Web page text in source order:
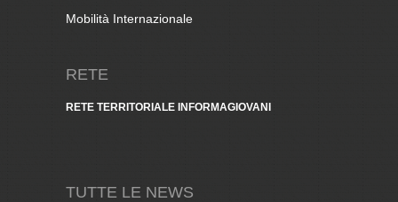
Mobilità Internazionale
RETE
RETE TERRITORIALE INFORMAGIOVANI
TUTTE LE NEWS